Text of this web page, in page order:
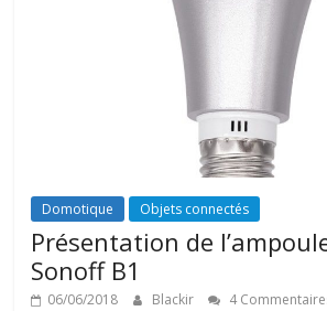
Domotique Objets connectés
Présentation de
Sonoff B1
06/06/2018 Blackir 4